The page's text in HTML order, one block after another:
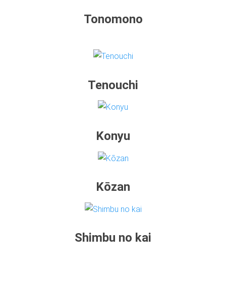
Tonomono
Tenouchi
Konyu
Kōzan
Shimbu no kai